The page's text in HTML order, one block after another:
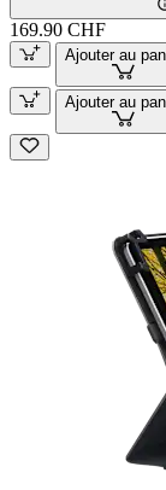
169.90 CHF
Ajouter au
Ajouter au